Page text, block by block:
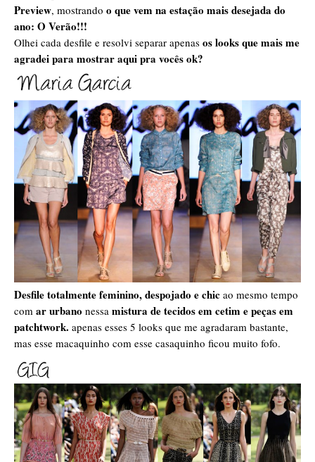
Preview, mostrando o que vem na estação mais desejada do
ano: O Verão!!!
Olhei cada desfile e resolvi separar apenas os looks que mais me
agradei para mostrar aqui pra vocês ok?
Desfile totalmente feminino, despojado e chic ao mesmo tempo
com ar urbano nessa mistura de tecidos em cetim e peças em
patchtwork. apenas esses 5 looks que me agradaram bastante,
mas esse macaquinho com esse casaquinho ficou muito fofo.